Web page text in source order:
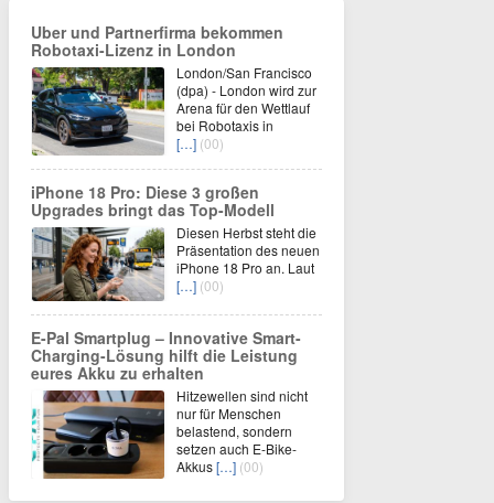
Uber und Partnerfirma bekommen
Robotaxi-Lizenz in London
London/San Francisco
(dpa) - London wird zur
Arena für den Wettlauf
bei Robotaxis in
[…] (00)
iPhone 18 Pro: Diese 3 großen
Upgrades bringt das Top-Modell
Diesen Herbst steht die
Präsentation des neuen
iPhone 18 Pro an. Laut
[…] (00)
E-Pal Smartplug – Innovative Smart-
Charging-Lösung hilft die Leistung
eures Akku zu erhalten
Hitzewellen sind nicht
nur für Menschen
belastend, sondern
setzen auch E-Bike-
Akkus[…] (00)